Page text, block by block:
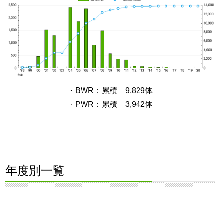
・BWR：累積 9,829体
・PWR：累積 3,942体
年度別一覧